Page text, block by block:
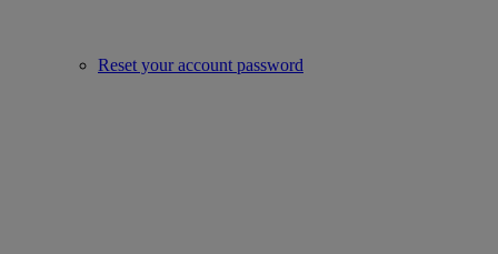
Reset your account password